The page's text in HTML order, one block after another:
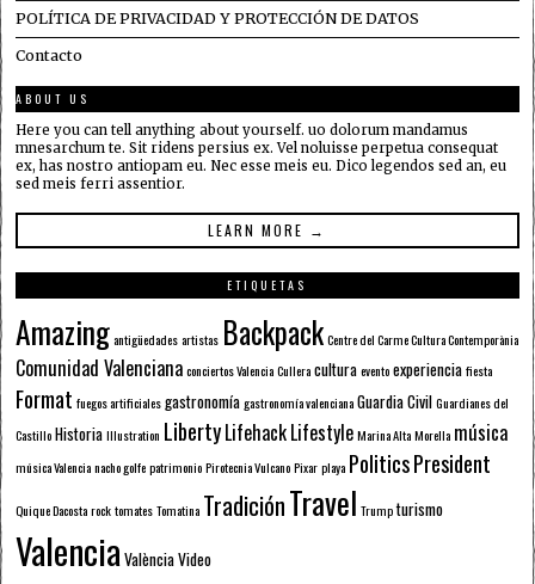
POLÍTICA DE PRIVACIDAD Y PROTECCIÓN DE DATOS
Contacto
ABOUT US
Here you can tell anything about yourself. uo dolorum mandamus
mnesarchum te. Sit ridens persius ex. Vel noluisse perpetua consequat
ex, has nostro antiopam eu. Nec esse meis eu. Dico legendos sed an, eu
sed meis ferri assentior.
LEARN MORE →
ETIQUETAS
Amazing antigüedades artistas Backpack Centre del Carme Cultura Contemporània
Comunidad Valenciana conciertos Valencia Cullera cultura evento experiencia fiesta
Format fuegos artificiales gastronomía gastronomía valenciana Guardia Civil Guardianes del
Castillo Historia Illustration LibertyLifehackLifestyle Marina Alta Morella música
música Valencia nacho golfe patrimonio Pirotecnia Vulcano Pixar playa PoliticsPresident
Quique Dacosta rock tomates Tomatina TradiciónTravel Trump turismo
Valencia ValènciaVideo